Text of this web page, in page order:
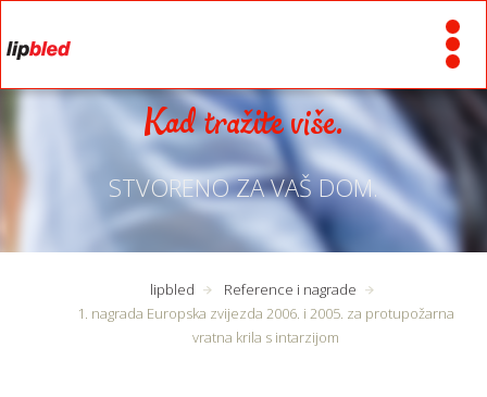
Kad tražite više.
STVORENO ZA VAŠ DOM.
lipbled
Reference i nagrade
1. nagrada Europska zvijezda 2006. i 2005. za protupožarna
vratna krila s intarzijom